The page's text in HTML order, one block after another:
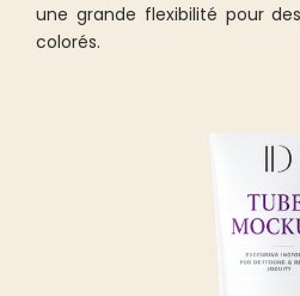
une grande flexibilité pour
colorés.